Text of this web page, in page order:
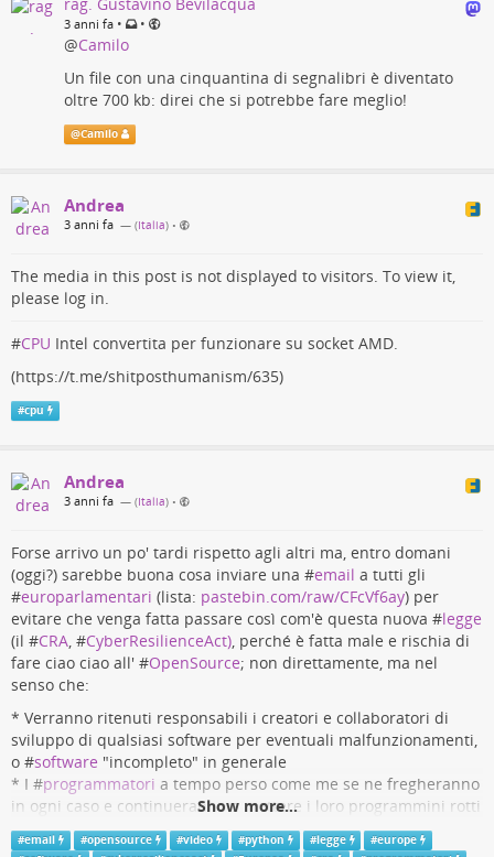
3 anni fa • •
@Camilo
Un file con una cinquantina di segnalibri è diventato
oltre 700 kb: direi che si potrebbe fare meglio!
@Camilo
Andrea
3 anni fa — (Italia) •
The media in this post is not displayed to visitors. To view it,
please log in.
#CPU Intel convertita per funzionare su socket AMD.
(https://t.me/shitposthumanism/635)
#cpu
Andrea
3 anni fa — (Italia) •
Forse arrivo un po' tardi rispetto agli altri ma, entro domani
(oggi?) sarebbe buona cosa inviare una #email a tutti gli
#europarlamentari (lista: pastebin.com/raw/CFcVf6ay) per
evitare che venga fatta passare così com'è questa nuova #legge
(il #CRA, #CyberResilienceAct), perché è fatta male e rischia di
fare ciao ciao all' #OpenSource; non direttamente, ma nel
senso che:
* Verranno ritenuti responsabili i creatori e collaboratori di
sviluppo di qualsiasi software per eventuali malfunzionamenti,
o #software "incompleto" in generale
* I #programmatori a tempo perso come me se ne fregheranno
in ogni caso e continueranno a mettere i loro programmini rotti
online senza scopo di lucro, che si fottano i burocrati; ma:
* Le organizzazioni serie del software probabilmente dovranno
Show more...
#email #opensource #video #python #legge #europe